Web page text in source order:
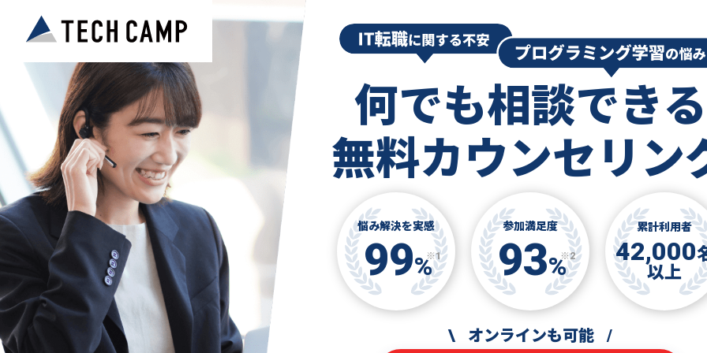
何でも相談できる
無料カウンセリン
悩み解決を実感
99%※1
参加満足度
93%※2
累計利用者
42,000
以上
\ オンラインも可能 /